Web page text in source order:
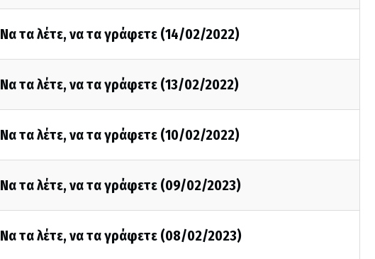
Να τα λέτε, να τα γράφετε (14/02/2022)
Να τα λέτε, να τα γράφετε (13/02/2022)
Να τα λέτε, να τα γράφετε (10/02/2022)
Να τα λέτε, να τα γράφετε (09/02/2023)
Να τα λέτε, να τα γράφετε (08/02/2023)